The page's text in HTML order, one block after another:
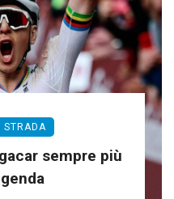
STRADA
sempre più